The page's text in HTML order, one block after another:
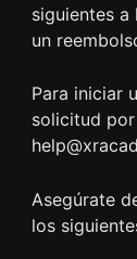
siguientes
un
Para iniciar
solicitud
Asegúrate
los